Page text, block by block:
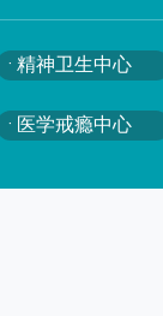
· 精神卫生中心
· 医学戒瘾中心